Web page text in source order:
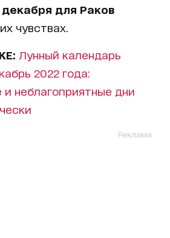
для Раков
чувствах.
Лунный календарь
2022 года:
и неблагоприятные дни
Реклама